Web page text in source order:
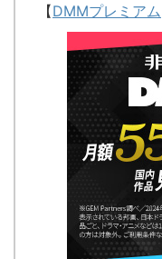
【DMMプレミアム